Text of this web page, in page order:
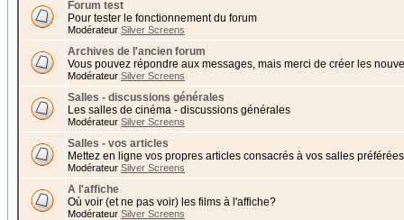
Forum test
Pour tester le fonctionnement du forum
Modérateur Silver Screens
Archives de l'ancien forum
Vous pouvez répondre aux messages, mais merci de créer les
Modérateur Silver Screens
Salles - discussions générales
Les salles de cinéma - discussions générales
Modérateur Silver Screens
Salles - vos articles
Mettez en ligne vos propres articles consacrés à vos salles
Modérateur Silver Screens
A l'affiche
Où voir (et ne pas voir) les films à l'affiche?
Modérateur Silver Screens